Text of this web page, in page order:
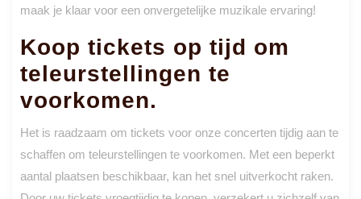
maak je klaar voor een onvergetelijke muzikale ervaring!
Koop tickets op tijd om
teleurstellingen te
voorkomen.
Het is raadzaam om tickets voor onze concerten tijdig aan te
schaffen om teleurstellingen te voorkomen. Met een beperkt
aantal plaatsen beschikbaar, kan het snel uitverkocht raken.